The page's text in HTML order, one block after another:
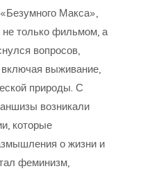
Макса»,
не только фильмом, а
вопросов,
выживание,
природы. С
возникали
которые
о жизни и
феминизм,